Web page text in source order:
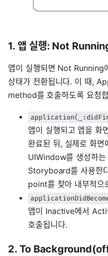
1. 앱 실행: Not
앱이 실행되면 Not
상태가 전환됩니다. 이 때,
method를 호출하도록 요청
앱이 실행되고 앱을 화
완료된 뒤, 실제로 화면
UIWindow를 생성하는
Storyboard를 사용한
point를 찾아 내부적으
앱이 Inactive에서
호출됩니다.
2. To